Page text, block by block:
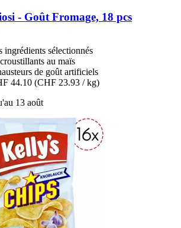
-​ Goût Fromage, 18 pcs
ingrédients sélectionnés
au maïs
de goût artificiels
44.10 (CHF 23.93 / kg)
13 août